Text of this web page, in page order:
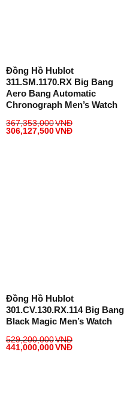
Đồng Hồ Hublot
311.SM.1170.RX Big Bang
Aero Bang Automatic
Chronograph Men’s Watch
367,353,000VNĐ
306,127,500VNĐ
Đồng Hồ Hublot
301.CV.130.RX.114 Big Bang
Black Magic Men’s Watch
529,200,000VNĐ
441,000,000VNĐ